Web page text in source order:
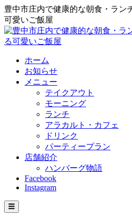
豊中市庄内で健康的な朝食・ラン
可愛いご飯屋
ホーム
お知らせ
メニュー
テイクアウト
モーニング
ランチ
アラカルト・カフェ
ドリンク
パーティープラン
店舗紹介
ハンバーグ物語
Facebook
Instagram
☰